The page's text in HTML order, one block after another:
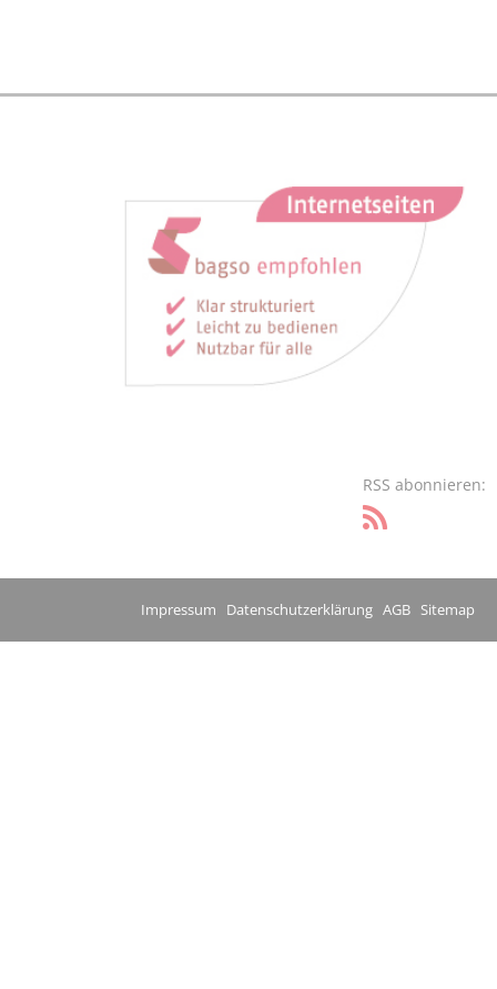
RSS abonnieren:
Impressum Datenschutzerklärung AGB Sitemap